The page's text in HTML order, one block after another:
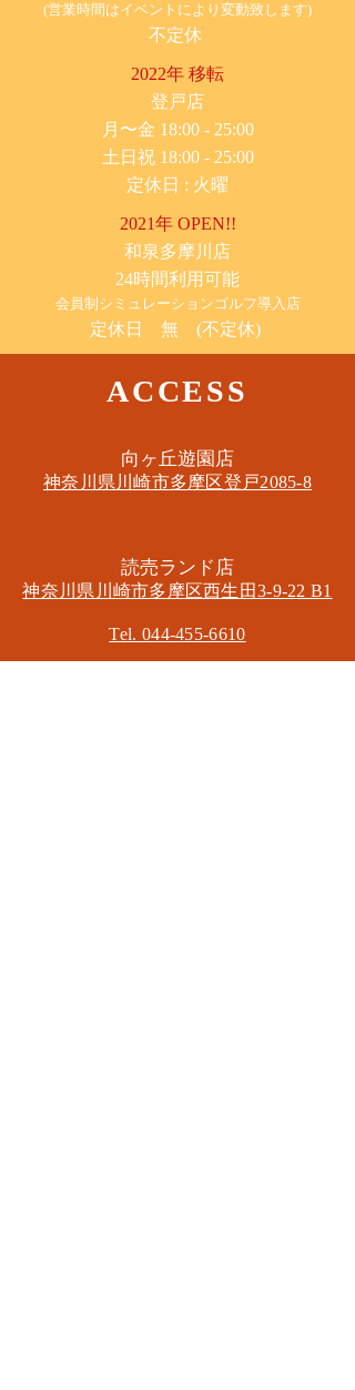
(営業時間はイベントにより変動致します)
不定休
2022年 移転
​登戸店
月〜金 18:00 - 25:00
土日祝 18:00 - 25:00
​定休日 : 火曜
2021年 OPEN!!
​和泉多摩川店
24時間利用可能
​会員制シミュレーションゴルフ導入店
定休日 無 (不定休)
ACCESS
​向ヶ丘遊園店
神奈川県川崎市多摩区​登戸2085-8
​読売ランド店
神奈川県川崎市多摩区​西生田3-9-22 B1
Tel. 044-455-6610